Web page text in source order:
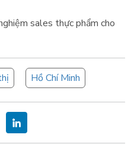
sales thực phẩm cho
Hồ Chí Minh